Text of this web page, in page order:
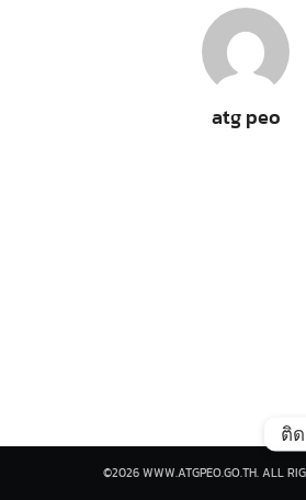
atg peo
©2026 WWW.ATGPEO.GO.TH. ALL
ติ